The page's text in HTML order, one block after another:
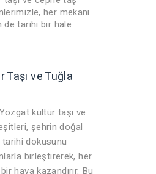
her mekanı
de tarihi bir hale
ve Tuğla
kültür taşı ve
şehrin doğal
dokusunu
birleştirerek, her
hava kazandırır. Bu